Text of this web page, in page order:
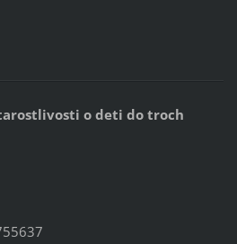
o deti do troch